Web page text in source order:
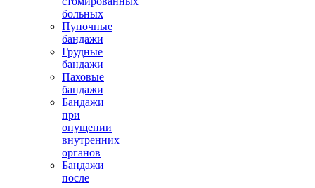
30800.00 руб.
больных
Пупочные
бандажи
Грудные
бандажи
Паховые
бандажи
Бандажи
при
опущении
внутренних
органов
Бандажи
после